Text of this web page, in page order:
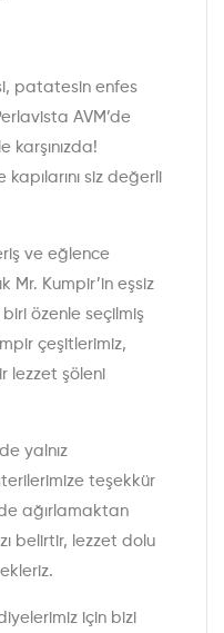
patatesin enfes
AVM’de
karşınızda!
siz değerli
ve eğlence
Mr. Kumpir’in eşsiz
özenle seçilmiş
çeşitlerimiz,
lezzet şöleni
yalnız
teşekkür
ağırlamaktan
belirtir, lezzet dolu
için bizi